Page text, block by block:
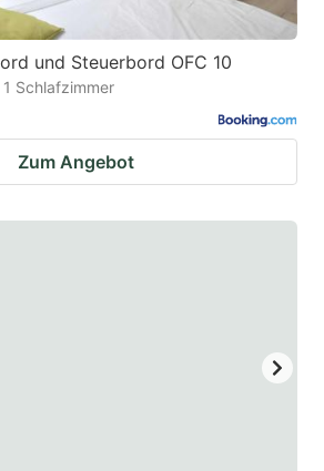
und Steuerbord OFC 10
1 Schlafzimmer
Zum Angebot